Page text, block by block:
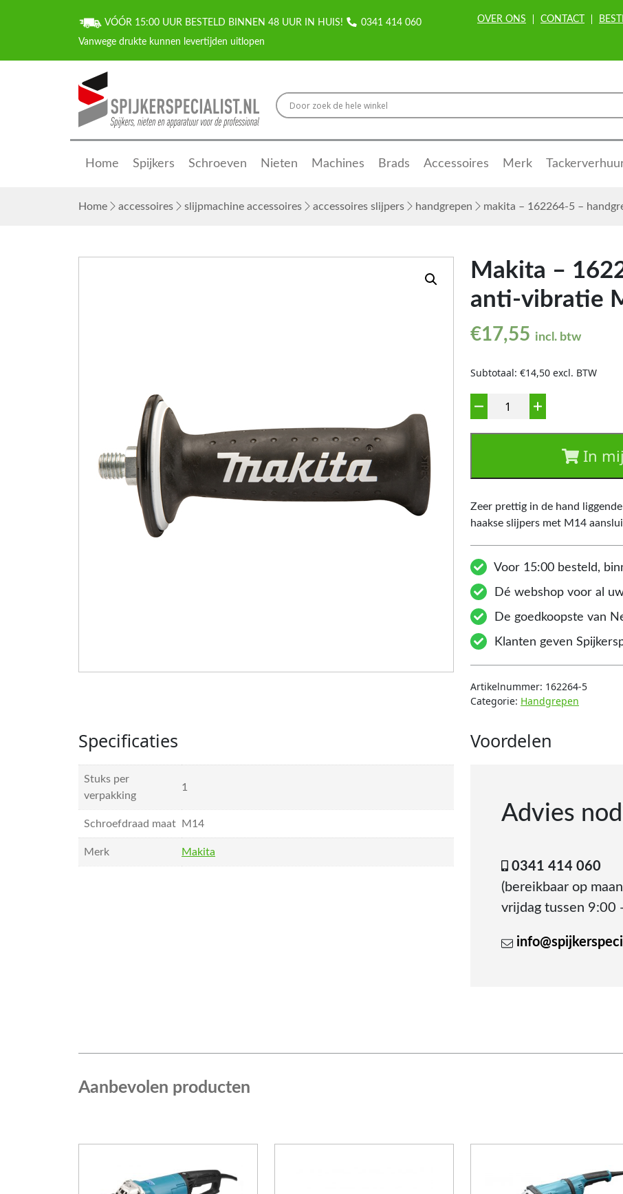
VÓÓR 15:00 UUR BESTELD BINNEN 48 UUR IN HUIS! 0341 414 060 OVER ONS CONTACT
Home Spijkers Schroeven Nieten Machines Brads Accessoires Merk
Home accessoires slijpmachine accessoires accessoires slijpers handgrepen makita – 162264-5 –
Makita –
anti-vibratie
€17,55 incl. btw
Subtotaal: €14,50 excl. BTW
Aantal
In
Zeer prettig in de hand
haakse slijpers met M14
Voor 15:00 besteld,
Dé webshop voor al
De goedkoopste van
Klanten geven
Artikelnummer: 162264-5
Categorie: Handgrepen
Specificaties
Stuks per
verpakking
1
Schroefdraad maat M14
Merk Makita
Voordelen
Advies
0341 414 060
(bereikbaar op
vrijdag tussen 9:00
Aanbevolen producten